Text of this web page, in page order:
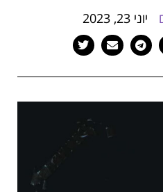
יוני 23, 2023